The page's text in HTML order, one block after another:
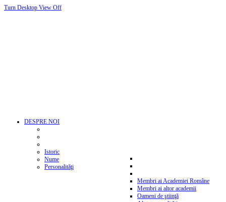
Turn Desktop View Off
DESPRE NOI
Istoric
Nume
Personalităţi
Membri ai Academiei Române
Membri ai altor academii
Oameni de ştiinţă